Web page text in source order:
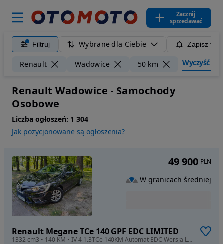
Zacznij
sprzedawać
Filtruj Wybrane dla Ciebie Zapisz
Renault Wadowice 50 km Wyczyść
Renault Wadowice - Samochody
Osobowe
Liczba ogłoszeń: 1 304
Jak pozycjonowane są ogłoszenia?
Renault Megane TCe 140 GPF EDC LIMITED
1332 cm3 • 140 KM • IV 4 1.3TCe 140KM Automat EDC Wersja Limited Tylko 49900km HistoriaASO
49 900 PLN
W granicach średniej